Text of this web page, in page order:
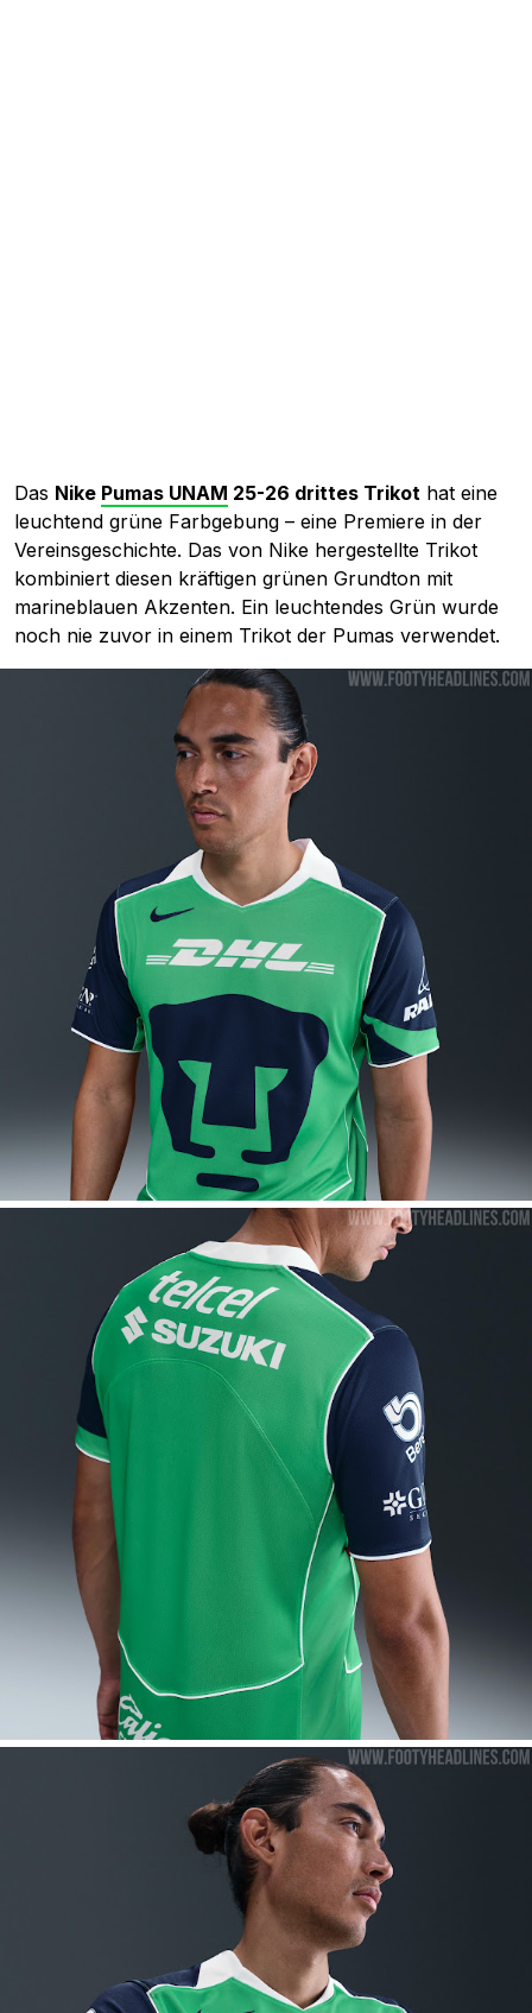
Das Nike Pumas UNAM 25-26 drittes Trikot hat eine
leuchtend grüne Farbgebung – eine Premiere in der
Vereinsgeschichte. Das von Nike hergestellte Trikot
kombiniert diesen kräftigen grünen Grundton mit
marineblauen Akzenten. Ein leuchtendes Grün wurde
noch nie zuvor in einem Trikot der Pumas verwendet.